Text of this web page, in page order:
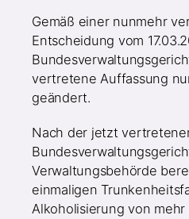
Gemäß einer nunmehr
Entscheidung vom
vertretene Auffassung
geändert.
Nach der jetzt
Verwaltungsbehörde
einmaligen
Alkoholisierung von mehr